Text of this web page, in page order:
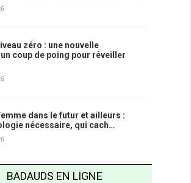
zéro : une nouvelle
coup de poing pour réveiller
dans le futur et ailleurs :
nécessaire, qui cach…
BADAUDS EN LIGNE